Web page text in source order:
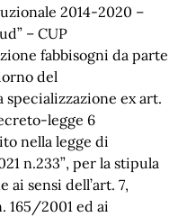
2014-2020 –
– CUP
fabbisogni da parte
del
specializzazione ex art.
legge 6
nella legge di
n.233”, per la stipula
sensi dell’art. 7,
165/2001 ed ai